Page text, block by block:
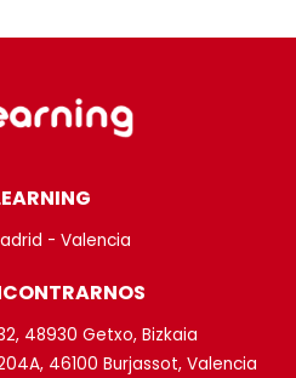
- Valencia
48930 Getxo, Bizkaia
46100 Burjassot, Valencia